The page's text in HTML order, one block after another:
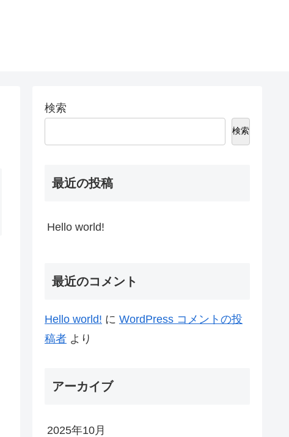
検索
検索
最近の投稿
Hello world!
最近のコメント
Hello world! に WordPress コメントの投
稿者 より
アーカイブ
2025年10月